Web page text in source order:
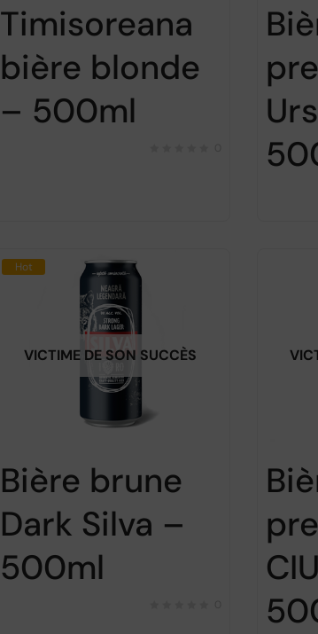
Timisoreana
bière blonde
– 500ml
Hot
VICTIME DE SON SUCCÈS
Bière brune
Dark Silva –
500ml